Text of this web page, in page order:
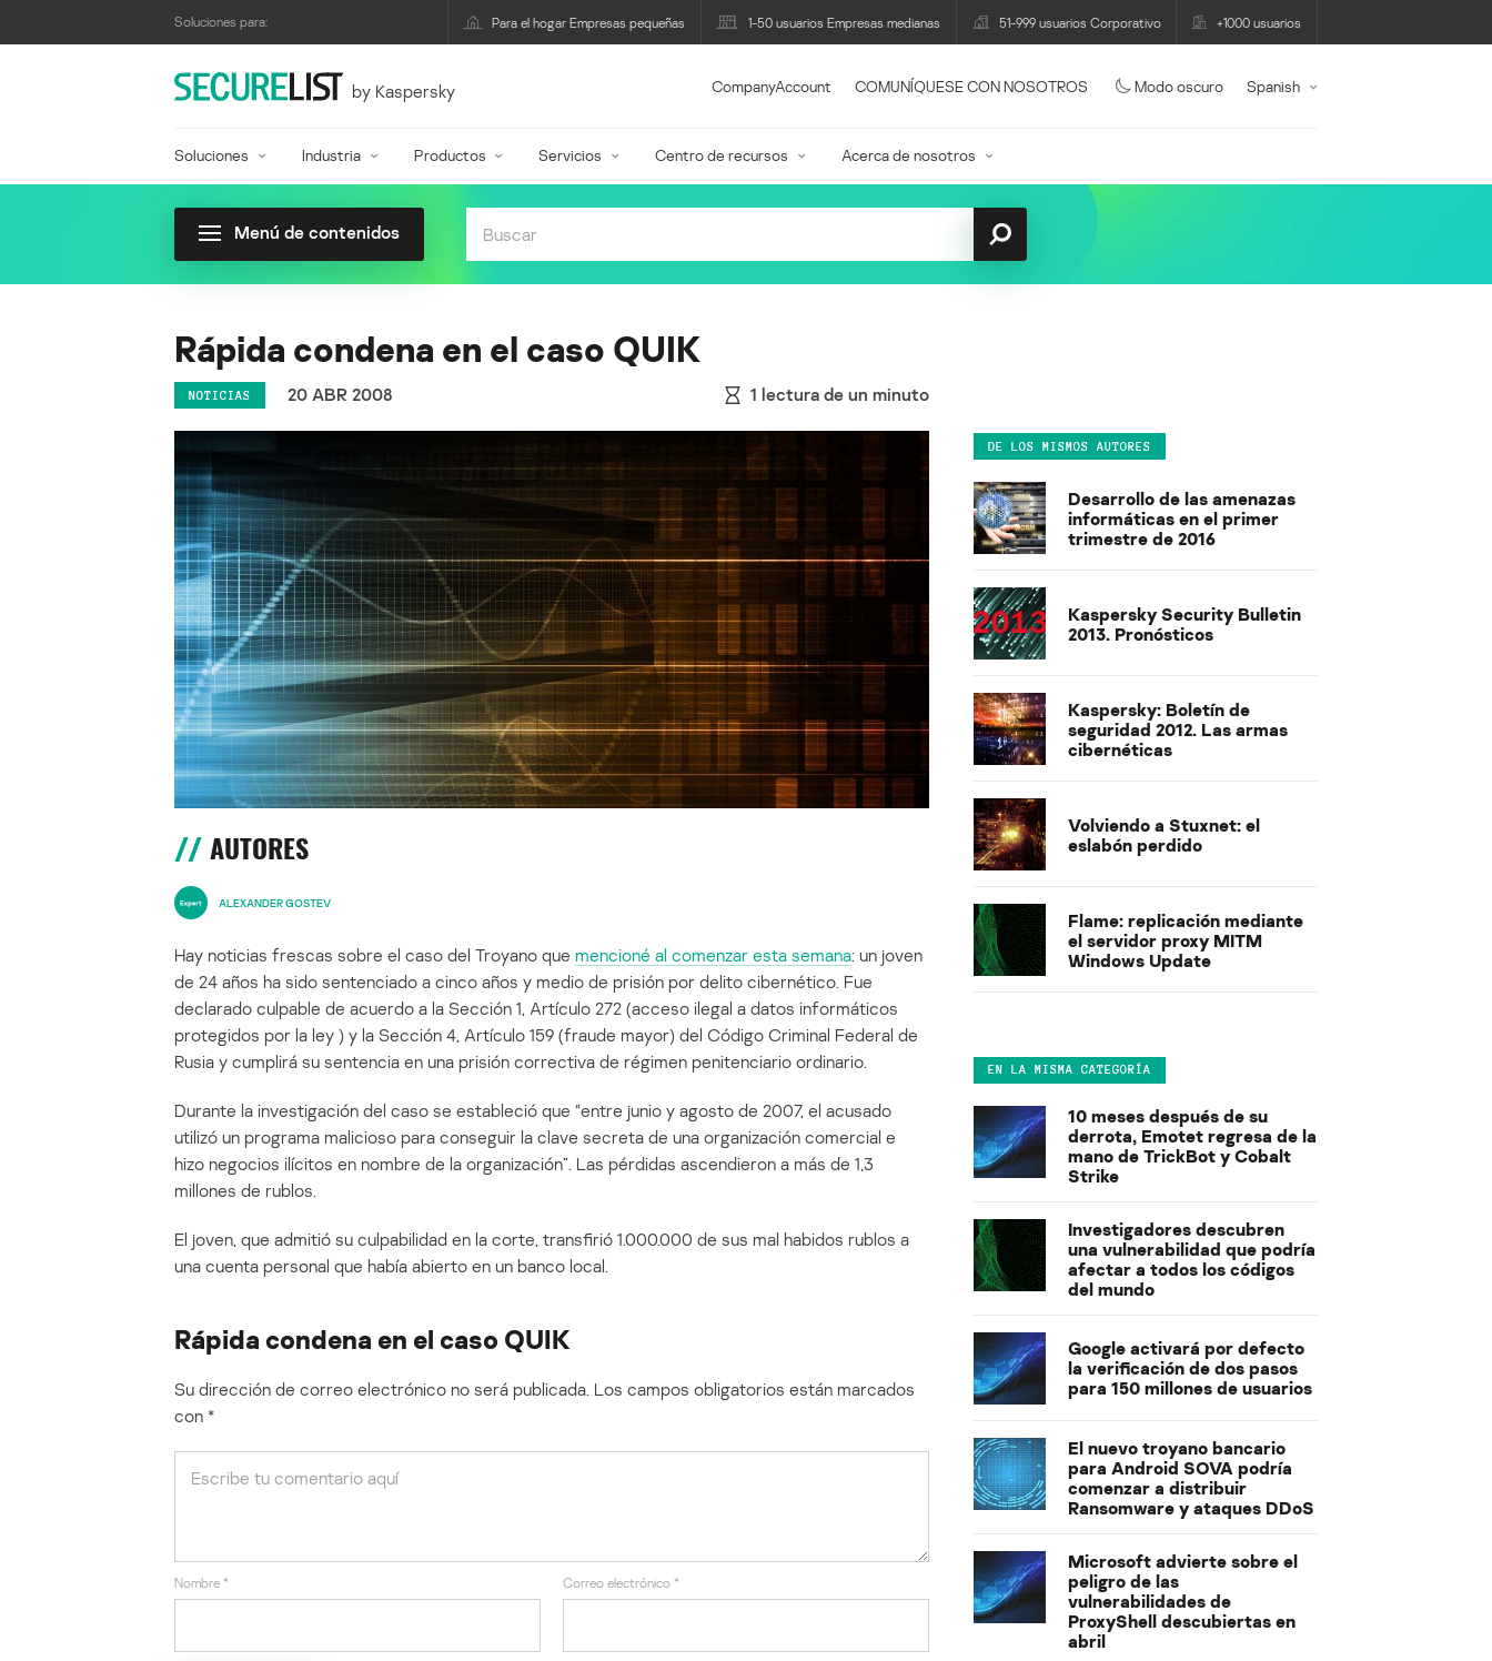
Soluciones para: Para el hogar Empresas pequeñas 1-50 usuarios Empresas medianas 51-999 usuarios Corporativo +1000 usuarios
by Kaspersky CompanyAccount COMUNÍQUESE CON NOSOTROS Modo oscuro Spanish
Soluciones Industria Productos Servicios Centro de recursos Acerca de nosotros
Menú de contenidos
Rápida condena en el caso QUIK
NOTICIAS 20 ABR 2008 1 lectura de un minuto
AUTORES
ALEXANDER GOSTEV
Hay noticias frescas sobre el caso del Troyano que mencioné al comenzar esta semana: un joven
de 24 años ha sido sentenciado a cinco años y medio de prisión por delito cibernético. Fue
declarado culpable de acuerdo a la Sección 1, Artículo 272 (acceso ilegal a datos informáticos
protegidos por la ley ) y la Sección 4, Artículo 159 (fraude mayor) del Código Criminal Federal de
Rusia y cumplirá su sentencia en una prisión correctiva de régimen penitenciario ordinario.
Durante la investigación del caso se estableció que “entre junio y agosto de 2007, el acusado
utilizó un programa malicioso para conseguir la clave secreta de una organización comercial e
hizo negocios ilícitos en nombre de la organización”. Las pérdidas ascendieron a más de 1,3
millones de rublos.
El joven, que admitió su culpabilidad en la corte, transfirió 1.000.000 de sus mal habidos rublos a
una cuenta personal que había abierto en un banco local.
Rápida condena en el caso QUIK
Su dirección de correo electrónico no será publicada. Los campos obligatorios están marcados
con *
Nombre * Correo electrónico *
DE LOS MISMOS AUTORES
Desarrollo de las amenazas
informáticas en el primer
trimestre de 2016
Kaspersky Security Bulletin
2013. Pronósticos
Kaspersky: Boletín de
seguridad 2012. Las armas
cibernéticas
Volviendo a Stuxnet: el
eslabón perdido
Flame: replicación mediante
el servidor proxy MITM
Windows Update
EN LA MISMA CATEGORÍA
10 meses después de su
derrota, Emotet regresa de la
mano de TrickBot y Cobalt
Strike
Investigadores descubren
una vulnerabilidad que podría
afectar a todos los códigos
del mundo
Google activará por defecto
la verificación de dos pasos
para 150 millones de usuarios
El nuevo troyano bancario
para Android SOVA podría
comenzar a distribuir
Ransomware y ataques DDoS
Microsoft advierte sobre el
peligro de las
vulnerabilidades de
ProxyShell descubiertas en
abril